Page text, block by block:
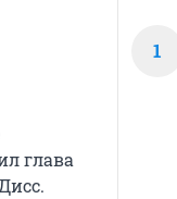
глава
1